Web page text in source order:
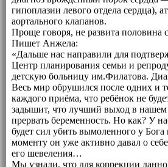
гипоплазии левого отдела сердца),
аортального клапанов.
Проще говоря, не развита половина
Пишет Анжела:
«Дальше нас направили для
Центр планирования семьи и
детскую больницу им.Филатова.
Весь мир обрушился после одних и
каждого приёма, что ребёнок не
задышит, что лучший выход в
прервать беременность. Но как? У
будет сил убить вымоленного у
моменту он уже активно давал о себе
его шевеления…
Мы узнали, что для коррекции